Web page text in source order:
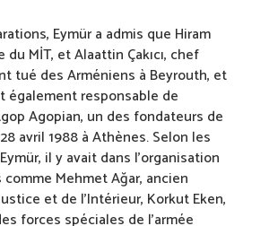
Eymür a admis que Hiram
du MİT, et Alaattin Çakıcı, chef
tué des Arméniens à Beyrouth, et
également responsable de
Agopian, un des fondateurs de
avril 1988 à Athènes. Selon les
il y avait dans l’organisation
Mehmet Ağar, ancien
et de l’Intérieur, Korkut Eken,
forces spéciales de l’armée